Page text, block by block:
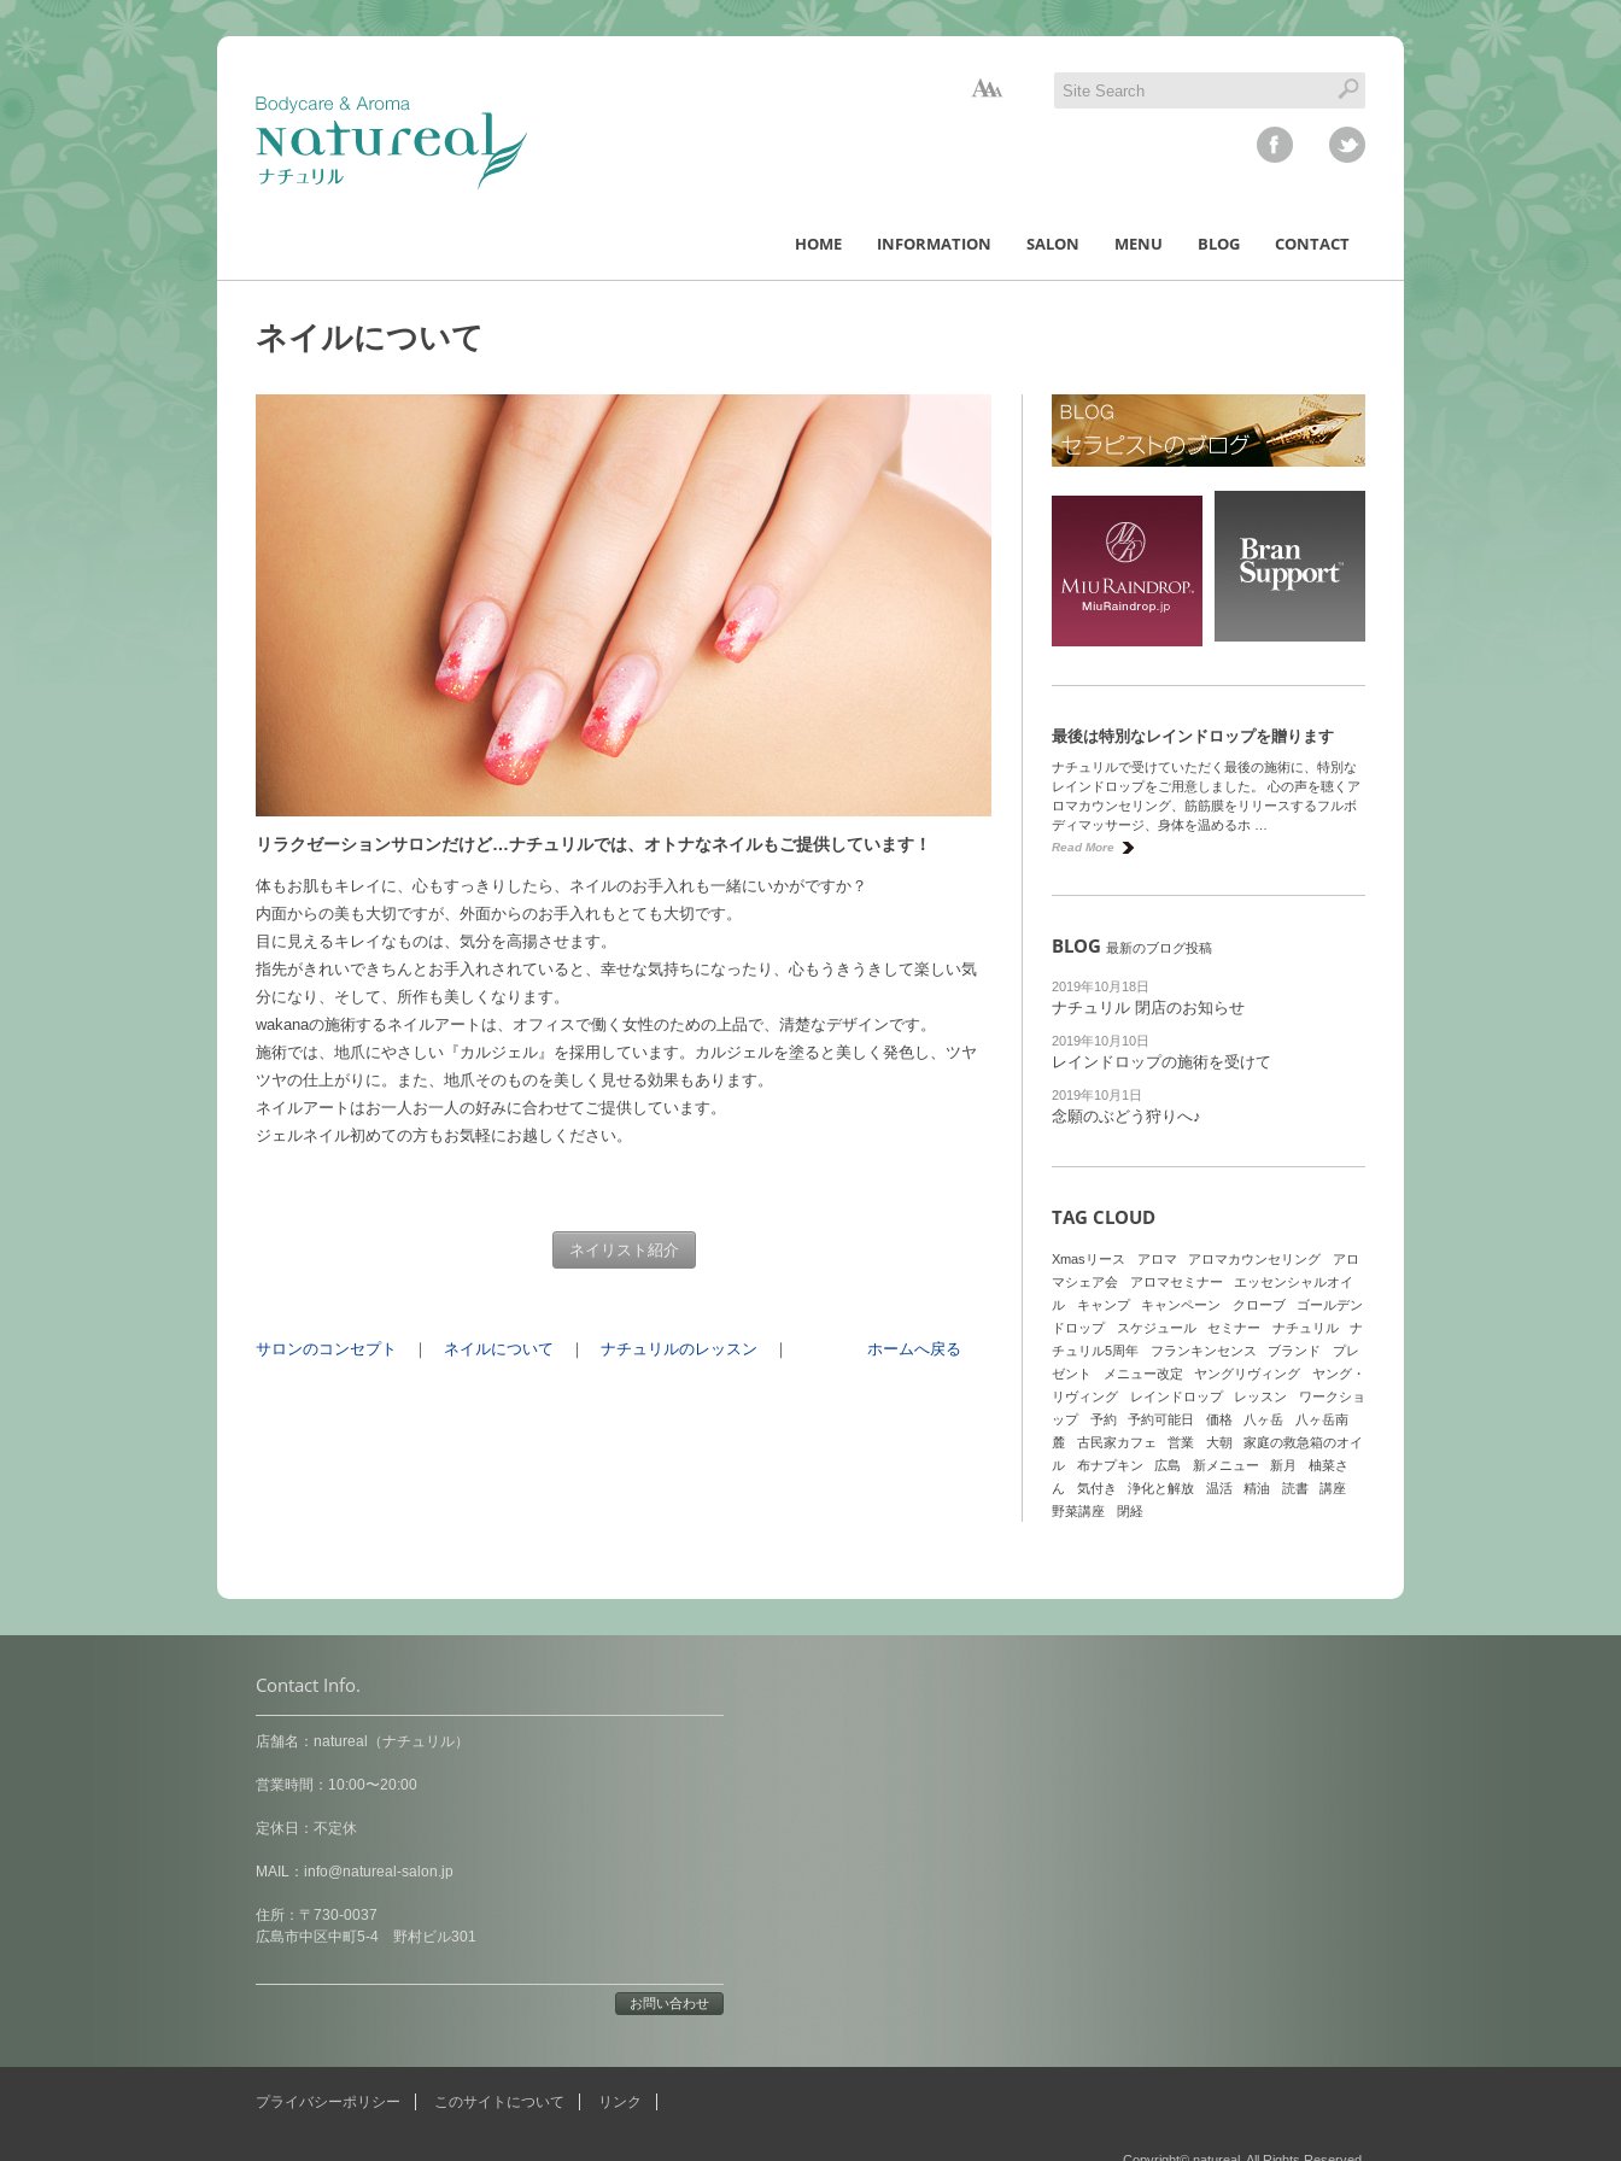
HOME INFORMATION SALON MENU BLOG CONTACT
ネイルについて
リラクゼーションサロンだけど…ナチュリルでは、オトナなネイルもご提供しています！
体もお肌もキレイに、心もすっきりしたら、ネイルのお手入れも一緒にいかがですか？
内面からの美も大切ですが、外面からのお手入れもとても大切です。
目に見えるキレイなものは、気分を高揚させます。
指先がきれいできちんとお手入れされていると、幸せな気持ちになったり、心もうきうきして楽しい気
分になり、そして、所作も美しくなります。
wakanaの施術するネイルアートは、オフィスで働く女性のための上品で、清楚なデザインです。
施術では、地爪にやさしい『カルジェル』を採用しています。カルジェルを塗ると美しく発色し、ツヤ
ツヤの仕上がりに。また、地爪そのものを美しく見せる効果もあります。
ネイルアートはお一人お一人の好みに合わせてご提供しています。
ジェルネイル初めての方もお気軽にお越しください。
ネイリスト紹介
サロンのコンセプト ｜ ネイルについて ｜ ナチュリルのレッスン ｜ ホームへ戻る
最後は特別なレインドロップを贈ります
ナチュリルで受けていただく最後の施術に、特別な
レインドロップをご用意しました。 心の声を聴くア
ロマカウンセリング、筋筋膜をリリースするフルボ
ディマッサージ、身体を温めるホ …
Read More
BLOG 最新のブログ投稿
2019年10月18日
ナチュリル 閉店のお知らせ
2019年10月10日
レインドロップの施術を受けて
2019年10月1日
念願のぶどう狩りへ♪
TAG CLOUD
Xmasリース アロマ アロマカウンセリング
アロ
マシェア会
アロマセミナー
エッセンシャルオイ
ル
キャンプ キャンペーン クローブ
ゴールデン
ドロップ
スケジュール セミナー ナチュリル
ナ
チュリル5周年
フランキンセンス ブランド
プレ
ゼント
メニュー改定 ヤングリヴィング
ヤング・
リヴィング
レインドロップ レッスン
ワークショ
ップ
予約 予約可能日 価格 八ヶ岳
八ヶ岳南
麓
古民家カフェ 営業 大朝
家庭の救急箱のオイ
ル
布ナプキン 広島 新メニュー 新月
柚菜さ
ん
気付き 浄化と解放 温活 精油 読書
講座
野菜講座
閉経
Contact Info.
店舗名：natureal（ナチュリル）
営業時間：10:00〜20:00
定休日：不定休
MAIL： info@natureal-salon.jp
住所：〒730-0037
広島市中区中町5-4 野村ビル301
お問い合わせ
プライバシーポリシー このサイトについて リンク